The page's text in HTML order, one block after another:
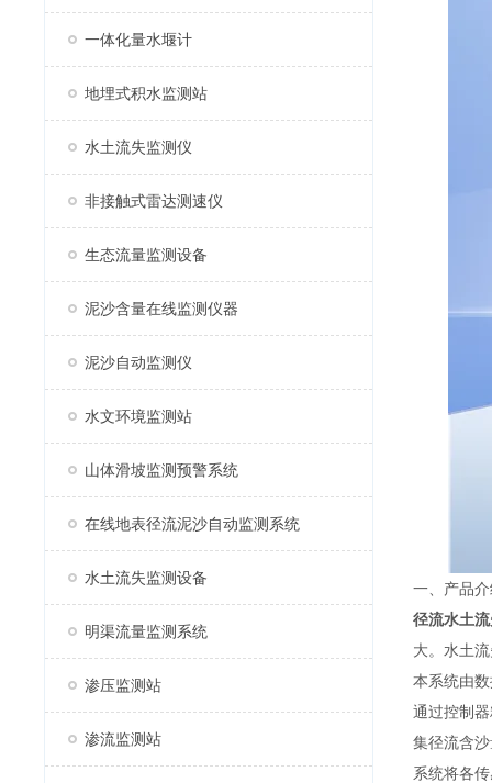
一体化量水堰计
地埋式积水监测站
水土流失监测仪
非接触式雷达测速仪
生态流量监测设备
泥沙含量在线监测仪器
泥沙自动监测仪
水文环境监测站
山体滑坡监测预警系统
在线地表径流泥沙自动监测系统
水土流失监测设备
明渠流量监测系统
渗压监测站
渗流监测站
一、产品
径流水土
大。水土
本系统由
通过控制
集径流含
系统将各